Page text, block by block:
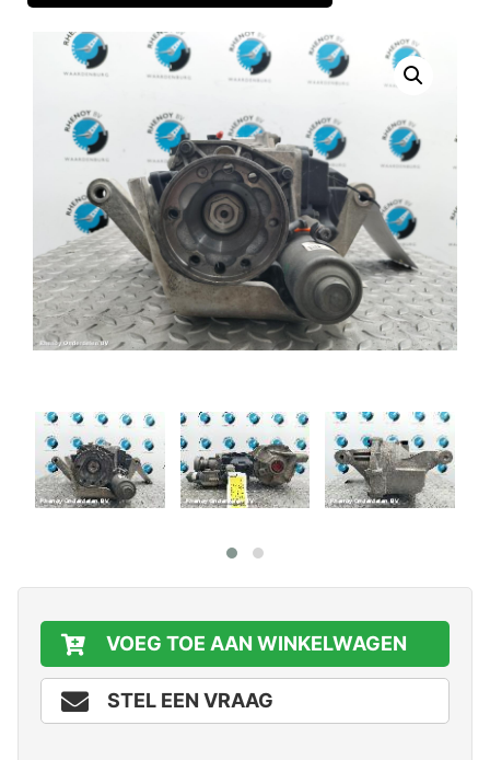
VOEG TOE AAN WINKELWAGEN
STEL EEN VRAAG